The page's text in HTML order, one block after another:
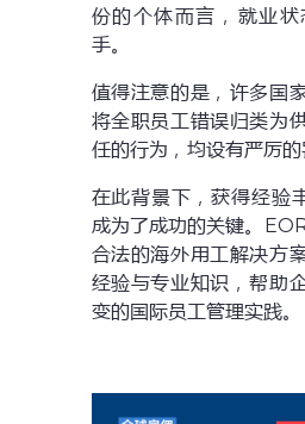
份的个体而言，就业
手。
值得注意的是，许多国
将全职员工错误归类为
任的行为，均设有严厉的
在此背景下，获得经验
成为了成功的关键。
合法的海外用工解决方
经验与专业知识，帮助
变的国际员工管理实践。